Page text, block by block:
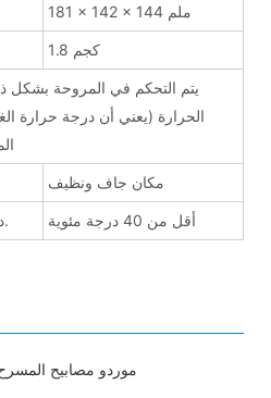
181 × 142 × 144 ملم
1.8 كجم
يتم التحكم في المروحة
الحرارة (يعني أن درجة حرارة
مكان جاف ونظيف
درجة حرارة التشغيل. أقل من 40 درجة مئوية